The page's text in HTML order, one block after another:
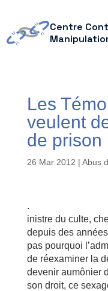
Centre
Les
veulent
de prison
26 Mar 2012 | Abus
.
inistre du culte,
depuis des
pas pourquoi
de réexaminer la
devenir aumônier
son droit, ce